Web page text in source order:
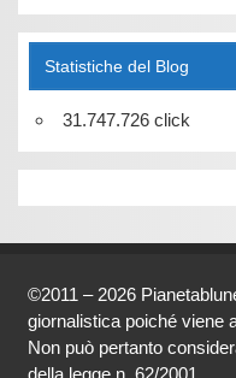
Statistiche del Blog
31.747.726 click
©2011 – 2026
giornalistica poiché viene
Non può pertanto
della legge n. 62/2001.